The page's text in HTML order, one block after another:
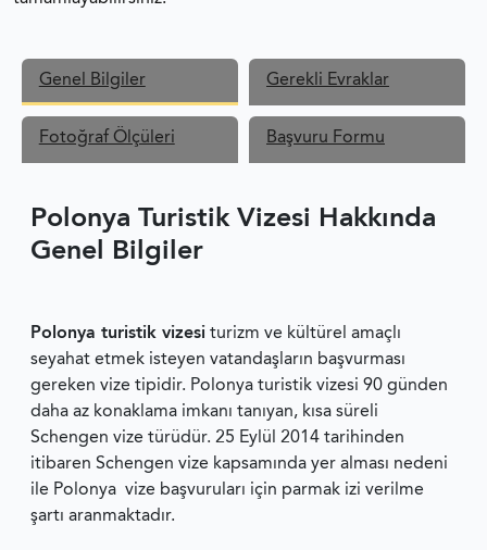
Genel Bilgiler Gerekli Evraklar
Fotoğraf Ölçüleri Başvuru Formu
Polonya Turistik Vizesi Hakkında
Genel Bilgiler
Polonya turistik vizesi turizm ve kültürel amaçlı
seyahat etmek isteyen vatandaşların başvurması
gereken vize tipidir. Polonya turistik vizesi 90 günden
daha az konaklama imkanı tanıyan, kısa süreli
Schengen vize türüdür. 25 Eylül 2014 tarihinden
itibaren Schengen vize kapsamında yer alması nedeni
ile Polonya vize başvuruları için parmak izi verilme
şartı aranmaktadır.